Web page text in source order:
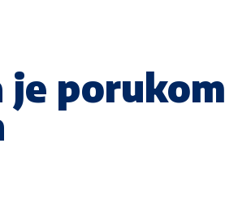
je porukom